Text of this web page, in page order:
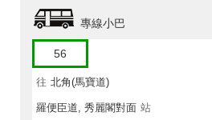
專線小巴
56
往 北角(馬寶道)
羅便臣道, 秀麗閣對面 站